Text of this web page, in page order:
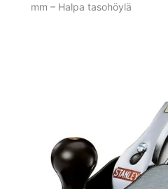
mm – Halpa tasohöylä